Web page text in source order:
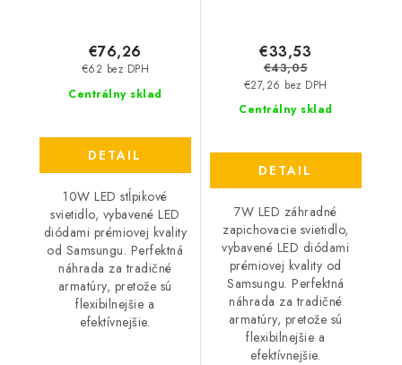
Centrálny sklad
€62 bez DPH
€76,26
DETAIL
10W LED stĺpikové
svietidlo, vybavené LED
diódami prémiovej kvality
od Samsungu. Perfektná
náhrada za tradičné
armatúry, pretože sú
flexibilnejšie a
efektívnejšie.
Centrálny sklad
€27,26 bez DPH
€33,53
€43,05
DETAIL
7W LED záhradné
zapichovacie svietidlo,
vybavené LED diódami
prémiovej kvality od
Samsungu. Perfektná
náhrada za tradičné
armatúry, pretože sú
flexibilnejšie a
efektívnejšie.